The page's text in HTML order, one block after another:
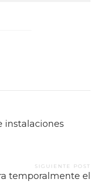
instalaciones
SIGUIENTE POST
temporalmente el